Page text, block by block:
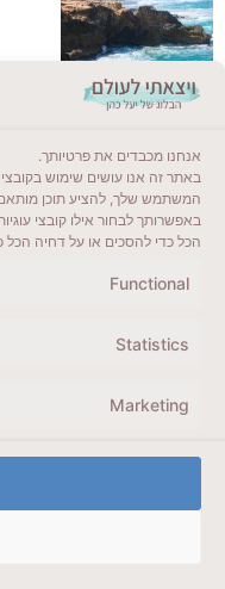
אנחנו מכבדים את פרטיותך.
באתר זה אנו עושים שימוש בקובצי
המשתמש שלך, להציע תוכן
באפשרותך לבחור אילו קובצי
הכל כדי להסכים או על דחיה הכל
Functional
Statistics
Marketing
ייעדים מומלצים
מדריכים ועזרים
לשליחת הודעת
מדיניות